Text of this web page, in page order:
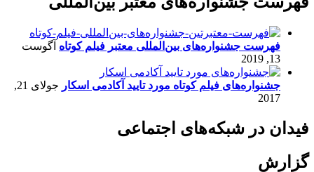
فهرست جشنواره‌های بین‌المللی معتبر فیلم کوتاه آگوست
13, 2019
جشنواره‌های فیلم کوتاه مورد تایید آکادمی اسکار
جولای 21,
2017
فیدان در شبکه‌های اجتماعی
گزارش